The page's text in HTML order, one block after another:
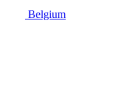
Belgium